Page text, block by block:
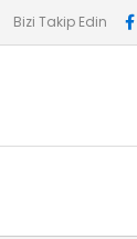
Bizi Takip Edin